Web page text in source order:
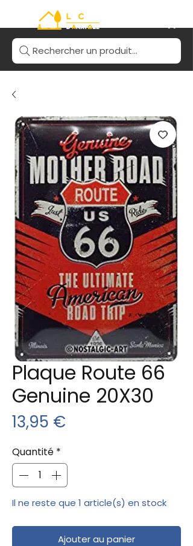
Rechercher un produit...
Plaque Route 66
Genuine 20X30
13,95 €
Quantité *
Il ne reste que 1 article(s) en stock
Ajouter au panier